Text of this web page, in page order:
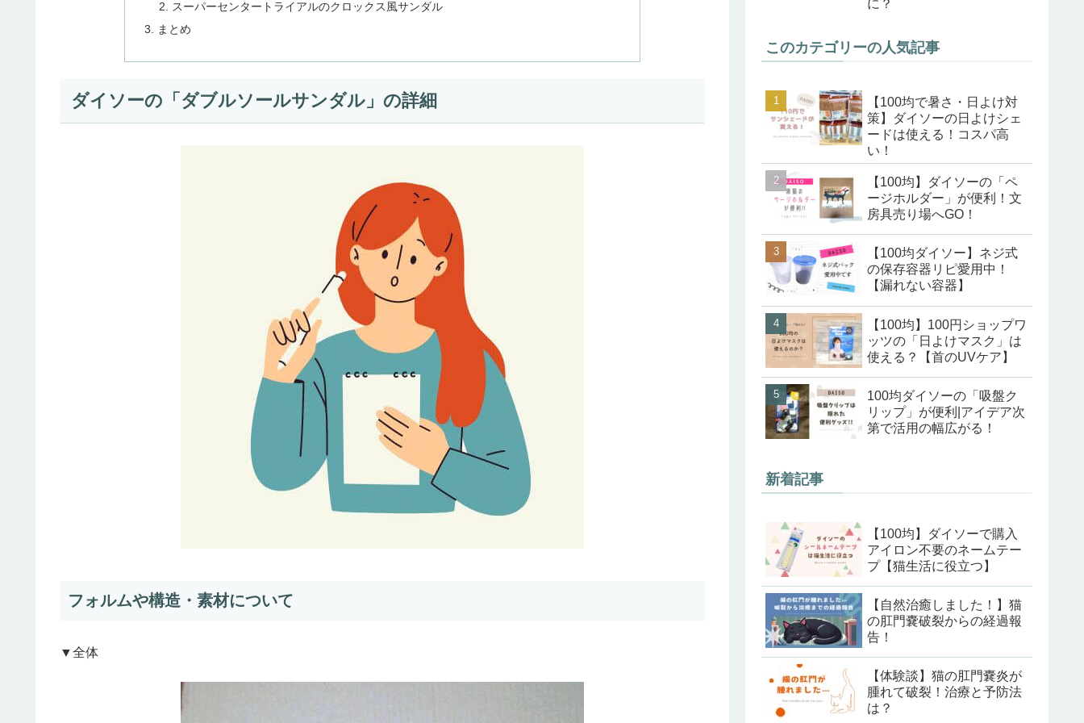
スーパーセンタートライアルのクロックス風サンダル
まとめ
ダイソーの「ダブルソールサンダル」の詳細
フォルムや構造・素材について
▼全体
に？
このカテゴリーの人気記事
【100均で暑さ・日よけ対
策】ダイソーの日よけシェ
ードは使える！コスパ高
い！
【100均】ダイソーの「ペ
ージホルダー」が便利！文
房具売り場へGO！
【100均ダイソー】ネジ式
の保存容器リピ愛用中！
【漏れない容器】
【100均】100円ショップワ
ッツの「日よけマスク」は
使える？【首のUVケア】
100均ダイソーの「吸盤ク
リップ」が便利|アイデア次
第で活用の幅広がる！
新着記事
【100均】ダイソーで購入
アイロン不要のネームテー
プ【猫生活に役立つ】
【自然治癒しました！】猫
の肛門嚢破裂からの経過報
告！
【体験談】猫の肛門嚢炎が
腫れて破裂！治療と予防法
は？